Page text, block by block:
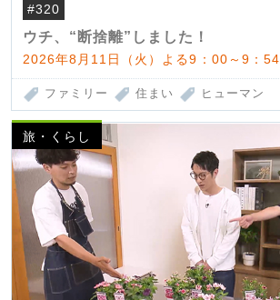
#320
ウチ、“断捨離”しました！
2026年8月11日（火）よる9：00～9：54
ファミリー 住まい ヒューマン
旅・くらし